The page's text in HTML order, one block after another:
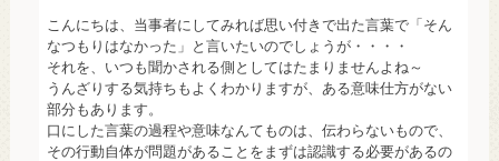
こんにちは、当事者にしてみれば思い付きで出た言葉で「そん
なつもりはなかった」と言いたいのでしょうが・・・・
それを、いつも聞かされる側としてはたまりませんよね～
うんざりする気持ちもよくわかりますが、ある意味仕方がない
部分もあります。
口にした言葉の過程や意味なんてものは、伝わらないもので、
その行動自体が問題があることをまずは認識する必要があるの